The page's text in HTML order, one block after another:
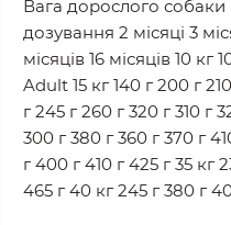
Вага дорослого
дозування 2 місяці 3
місяців 16 місяців 10 кг
Adult 15 кг 140 г 200 г
г 245 г 260 г 320 г 310 г
300 г 380 г 360 г 370 г
г 400 г 410 г 425 г 35 кг
465 г 40 кг 245 г 380 г